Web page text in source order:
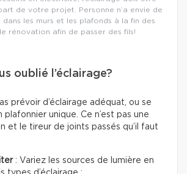
de votre projet. Personne n’a envie de
les murs et les plafonds à la fin des
rénovation afin de passer des fils!
oublié l’éclairage?
prévoir d’éclairage adéquat, ou se
plafonnier unique. Ce n’est pas une
et le tireur de joints passés qu’il faut
: Variez les sources de lumière en